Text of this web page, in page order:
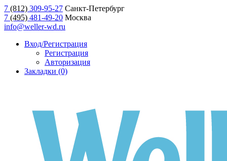
7 (812) 309-95-27 Санкт-Петербург
7 (495) 481-49-20 Москва
info@weller-wd.ru
Вход/Регистрация
Регистрация
Авторизация
Закладки (0)